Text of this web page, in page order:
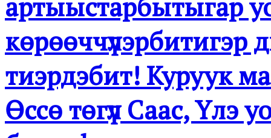
тиэрдэбит! Куруук
Өссө төгүл Саас, Үлэ